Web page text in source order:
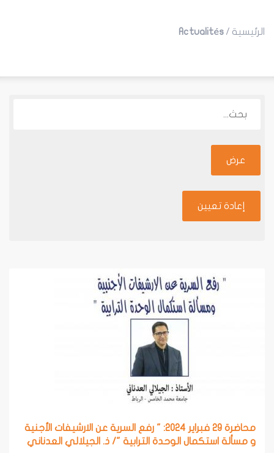
الرئيسية /
Actualités
محاضرة 29 فبراير 2024: " رفع السرية عن الارشيفات الأجنية
و مسألة استكمال الوحدة الترابية "/ ذ. الجيلالي العدناني